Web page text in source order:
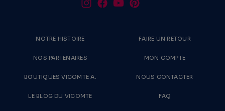
NOTRE HISTOIRE
NOS PARTENAIRES
BOUTIQUES VICOMTE A.
LE BLOG DU VICOMTE
FAIRE UN RETOUR
MON COMPTE
NOUS CONTACTER
FAQ